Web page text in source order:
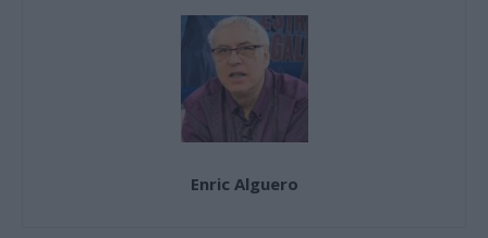
Enric Alguero